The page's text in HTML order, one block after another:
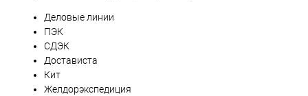
Деловые линии
ПЭК
СДЭК
Достависта
Кит
Желдорэкспедиция